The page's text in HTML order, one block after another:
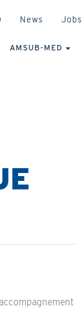
News Jobs
AMSUB-MED